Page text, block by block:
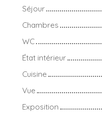
Séjour
Chambres
WC
État intérieur
Cuisine
Vue
Exposition